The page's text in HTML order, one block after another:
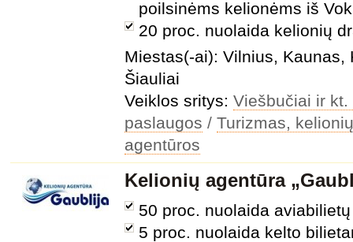
poilsinėms kelionėms iš
20 proc. nuolaida kelionių
Miestas(-ai): Vilnius, Kaunas,
Šiauliai
Veiklos sritys: Viešbučiai ir
paslaugos / Turizmas,
agentūros
Kelionių agentūra
50 proc. nuolaida
5 proc. nuolaida kelto